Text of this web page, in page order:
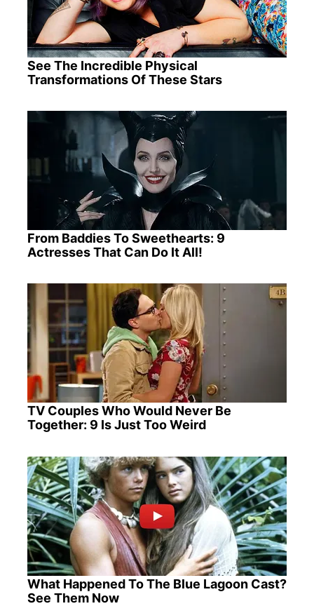
See The Incredible Physical
Transformations Of These Stars
From Baddies To Sweethearts: 9
Actresses That Can Do It All!
TV Couples Who Would Never Be
Together: 9 Is Just Too Weird
What Happened To The Blue Lagoon Cast?
See Them Now